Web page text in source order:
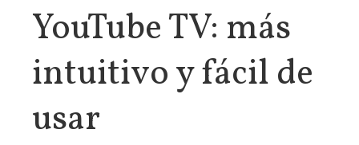
YouTube TV: más
intuitivo y fácil de
usar